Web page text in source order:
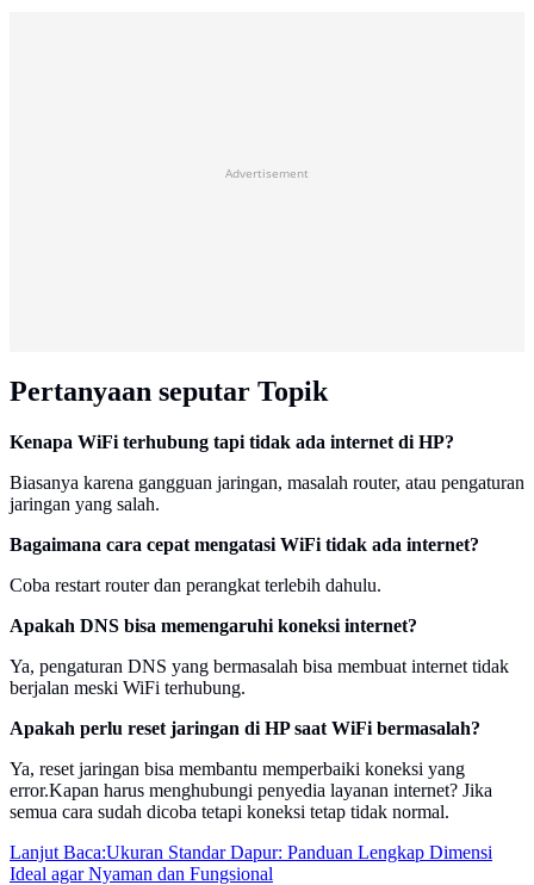
Advertisement
Pertanyaan seputar Topik
Kenapa WiFi terhubung tapi tidak ada internet di HP?
Biasanya karena gangguan jaringan, masalah router, atau pengaturan
jaringan yang salah.
Bagaimana cara cepat mengatasi WiFi tidak ada internet?
Coba restart router dan perangkat terlebih dahulu.
Apakah DNS bisa memengaruhi koneksi internet?
Ya, pengaturan DNS yang bermasalah bisa membuat internet tidak
berjalan meski WiFi terhubung.
Apakah perlu reset jaringan di HP saat WiFi bermasalah?
Ya, reset jaringan bisa membantu memperbaiki koneksi yang
error.Kapan harus menghubungi penyedia layanan internet? Jika
semua cara sudah dicoba tetapi koneksi tetap tidak normal.
Lanjut Baca:Ukuran Standar Dapur: Panduan Lengkap Dimensi
Ideal agar Nyaman dan Fungsional